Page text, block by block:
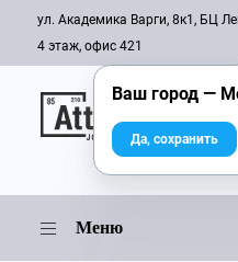
ул. Академика Варги, 8к1, БЦ
4 этаж, офис 421
Онлайн-журнал
Меню
Ваш город —
Да, сохранить